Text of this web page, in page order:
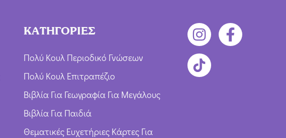
ΚΑΤΗΓΟΡΙΕΣ
Πολύ Κουλ Περιοδικό Γνώσεων
Πολύ Κουλ Επιτραπέζιο
Βιβλία Για Γεωγραφία Για Μεγάλους
Βιβλία Για Παιδιά
Θεματικές Ευχετήριες Κάρτες Για